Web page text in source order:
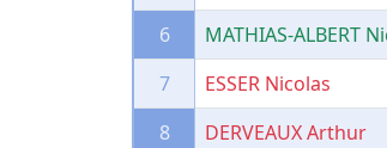
6
MATHIAS-ALBERT
7
ESSER Nicolas
8
DERVEAUX Arthur